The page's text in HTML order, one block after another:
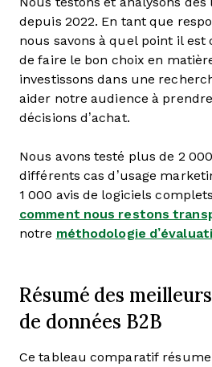
depuis 2022. En tant que
nous savons à quel point il
de faire le bon choix en
investissons dans une
aider notre audience à
décisions d’achat.
Nous avons testé plus de 2
différents cas d’usage
1 000 avis de logiciels
comment nous restons
notre méthodologie
Résumé des
de données B2B
Ce tableau comparatif